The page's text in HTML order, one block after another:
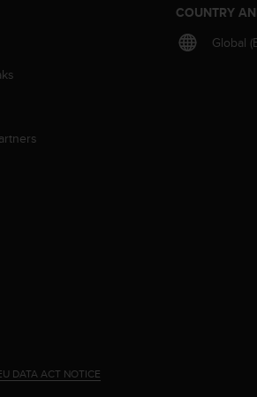
COUNTRY
Global
DATA ACT NOTICE